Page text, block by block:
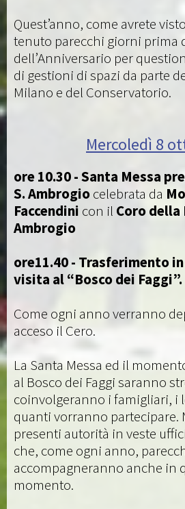
Quest’anno, come avrete
tenuto parecchi giorni prima
dell’Anniversario per
di gestioni di spazi da parte
Milano e del Conservatorio.
Mercoledì 8
ore 10.30 - Santa Messa
S. Ambrogiocelebrata da
Faccendini con il Coro della
Ambrogio
ore11.40 - Trasferimento
visita al “Bosco dei Faggi”.
Come ogni anno verranno
acceso il Cero.
La Santa Messa ed il
al Bosco dei Faggi saranno
coinvolgeranno i famigliari, i
quanti vorranno partecipare.
presenti autorità in veste
che, come ogni anno,
accompagneranno anche in
momento.